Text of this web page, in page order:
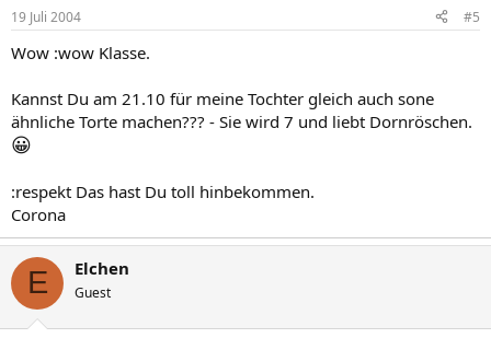
19 Juli 2004 #5
Wow :wow Klasse.
Kannst Du am 21.10 für meine Tochter gleich auch sone
ähnliche Torte machen??? - Sie wird 7 und liebt Dornröschen.
😀
:respekt Das hast Du toll hinbekommen.
Corona
E Elchen
Guest